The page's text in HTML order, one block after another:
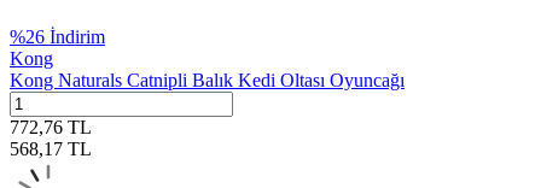
%26 İndirim
Kong
Kong Naturals Catnipli Balık Kedi Oltası Oyuncağı
772,76 TL
568,17 TL